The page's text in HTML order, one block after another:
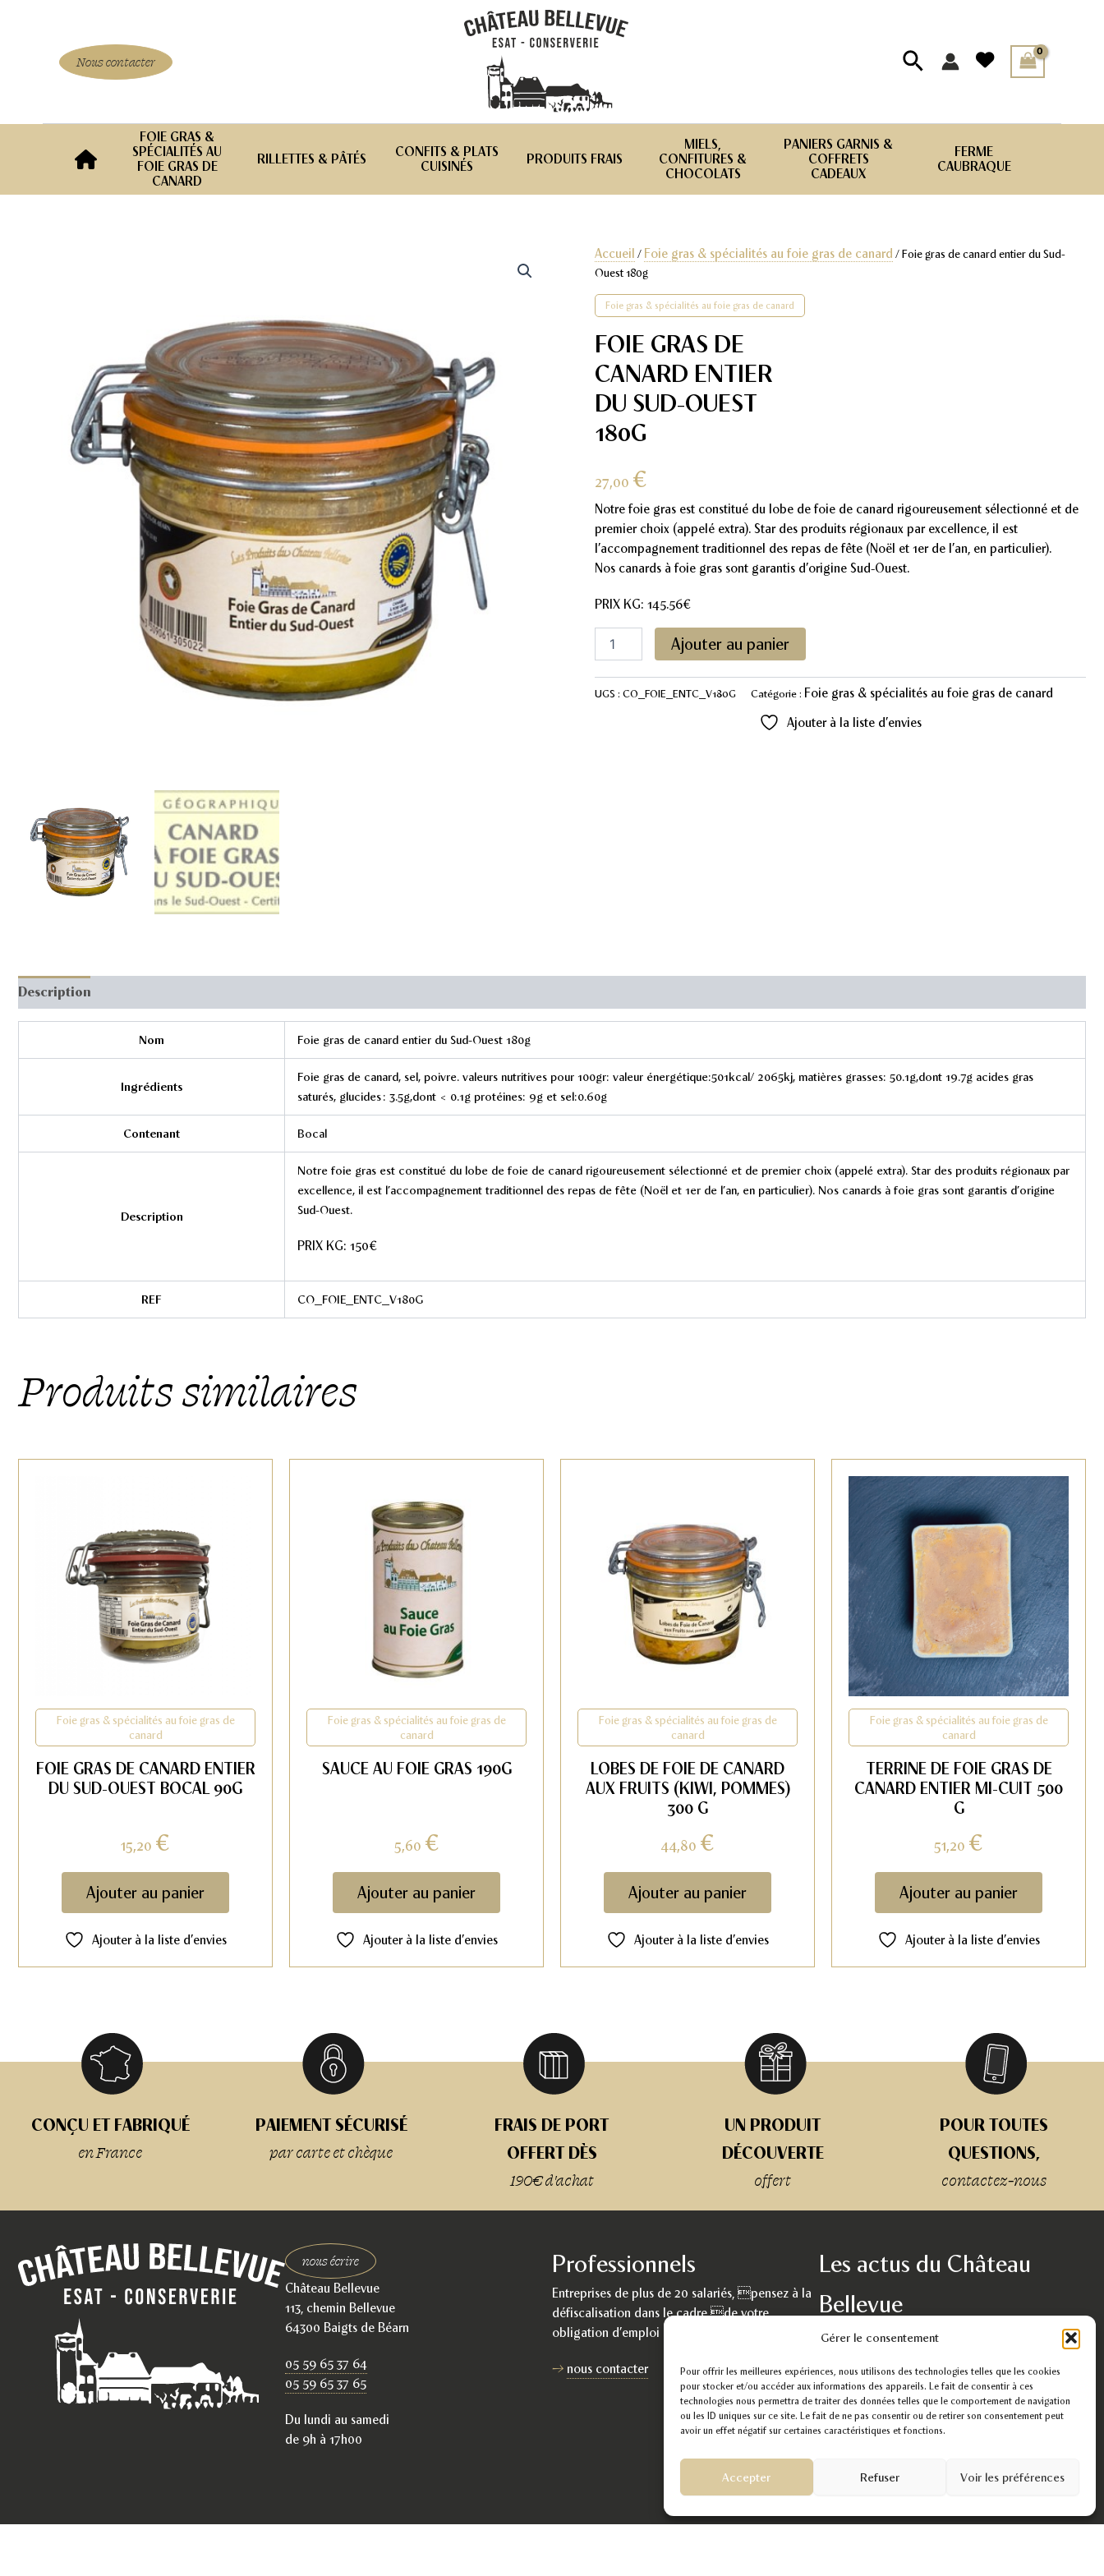
Gérer le consentement
Pour offrir les meilleures expériences, nous utilisons des technologies telles que les cookies
pour stocker et/ou accéder aux informations des appareils. Le fait de consentir à ces
technologies nous permettra de traiter des données telles que le comportement de navigation
ou les ID uniques sur ce site. Le fait de ne pas consentir ou de retirer son consentement peut
avoir un effet négatif sur certaines caractéristiques et fonctions.
Accepter Refuser Voir les préférences
Nous contacter Rechercher
FOIE GRAS &
SPÉCIALITÉS AU
FOIE GRAS DE
CANARD
RILLETTES & PÂTÉS
CONFITS & PLATS
CUISINÉS
PRODUITS FRAIS
MIELS,
CONFITURES &
CHOCOLATS
PANIERS GARNIS &
COFFRETS
CADEAUX
FERME
CAUBRAQUE
Accueil / Foie gras & spécialités au foie gras de canard / Foie gras de canard entier du Sud-
Ouest 180g
Foie gras & spécialités au foie gras de canard
FOIE GRAS DE
CANARD ENTIER
DU SUD-OUEST
180G
27,00 €
Notre foie gras est constitué du lobe de foie de canard rigoureusement sélectionné et de
premier choix (appelé extra). Star des produits régionaux par excellence, il est
l’accompagnement traditionnel des repas de fête (Noël et 1er de l’an, en particulier).
Nos canards à foie gras sont garantis d’origine Sud-Ouest.
PRIX KG: 145.56€
de
Ajouter au panier
UGS : CO_FOIE_ENTC_V180G Catégorie : Foie gras & spécialités au foie gras de canard
Ajouter à la liste d’envies
Description
Nom Foie gras de canard entier du Sud-Ouest 180g
Ingrédients
Foie gras de canard, sel, poivre. valeurs nutritives pour 100gr: valeur énergétique:501kcal/ 2065kj, matières grasses: 50.1g,dont 19.7g acides gras
saturés, glucides : 3.5g,dont < 0.1g protéines: 9g et sel:0.60g
Contenant Bocal
Description
Notre foie gras est constitué du lobe de foie de canard rigoureusement sélectionné et de premier choix (appelé extra). Star des produits régionaux par
excellence, il est l’accompagnement traditionnel des repas de fête (Noël et 1er de l’an, en particulier). Nos canards à foie gras sont garantis d’origine
Sud-Ouest.
PRIX KG: 150€
REF CO_FOIE_ENTC_V180G
Produits similaires
Foie gras & spécialités au foie gras de
canard
FOIE GRAS DE CANARD ENTIER
DU SUD-OUEST BOCAL 90G
15,20 €
Ajouter au panier
Ajouter à la liste d’envies
Foie gras & spécialités au foie gras de
canard
SAUCE AU FOIE GRAS 190G
5,60 €
Ajouter au panier
Ajouter à la liste d’envies
Foie gras & spécialités au foie gras de
canard
LOBES DE FOIE DE CANARD
AUX FRUITS (KIWI, POMMES)
300 G
44,80 €
Ajouter au panier
Ajouter à la liste d’envies
Foie gras & spécialités au foie gras de
canard
TERRINE DE FOIE GRAS DE
CANARD ENTIER MI-CUIT 500
G
51,20 €
Ajouter au panier
Ajouter à la liste d’envies
CONÇU ET FABRIQUÉ
en France
PAIEMENT SÉCURISÉ
par carte et chèque
FRAIS DE PORT
OFFERT DÈS
190€ d'achat
UN PRODUIT
DÉCOUVERTE
offert
POUR TOUTES
QUESTIONS,
contactez-nous
nous écrire
Château Bellevue
113, chemin Bellevue
64300 Baigts de Béarn
05 59 65 37 64
05 59 65 37 65
Du lundi au samedi
de 9h à 17h00
Professionnels
Entreprises de plus de 20 salariés, pensez à la
défiscalisation dans le cadre de votre
obligation d’emploi de travailleurs handicapés.
nous contacter
Les actus du Château
Bellevue
Découvrez nos recettes, la vie dans un
établissement, service d’aide par le travail, nos
paniers gourmands, nos passions, notre travail.
voir les actualités